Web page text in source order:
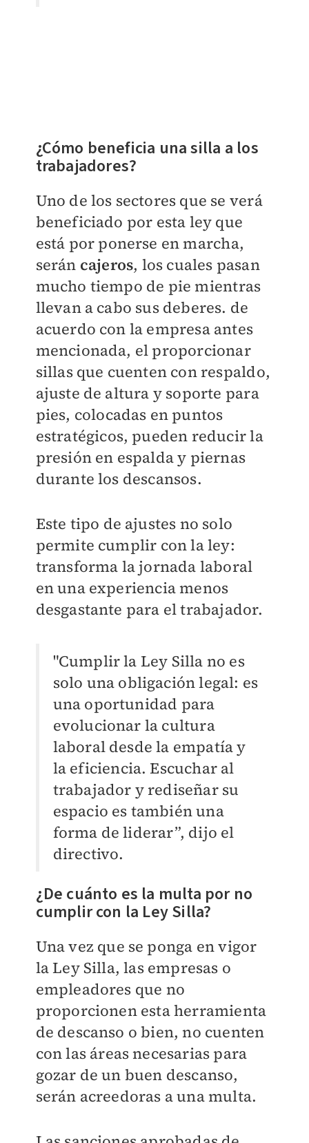
¿Cómo beneficia una silla a los
trabajadores?
Uno de los sectores que se verá
beneficiado por esta ley que
está por ponerse en marcha,
serán cajeros, los cuales pasan
mucho tiempo de pie mientras
llevan a cabo sus deberes. de
acuerdo con la empresa antes
mencionada, el proporcionar
sillas que cuenten con respaldo,
ajuste de altura y soporte para
pies, colocadas en puntos
estratégicos, pueden reducir la
presión en espalda y piernas
durante los descansos.
Este tipo de ajustes no solo
permite cumplir con la ley:
transforma la jornada laboral
en una experiencia menos
desgastante para el trabajador.
"Cumplir la Ley Silla no es
solo una obligación legal: es
una oportunidad para
evolucionar la cultura
laboral desde la empatía y
la eficiencia. Escuchar al
trabajador y rediseñar su
espacio es también una
forma de liderar”, dijo el
directivo.
¿De cuánto es la multa por no
cumplir con la Ley Silla?
Una vez que se ponga en vigor
la Ley Silla, las empresas o
empleadores que no
proporcionen esta herramienta
de descanso o bien, no cuenten
con las áreas necesarias para
gozar de un buen descanso,
serán acreedoras a una multa.